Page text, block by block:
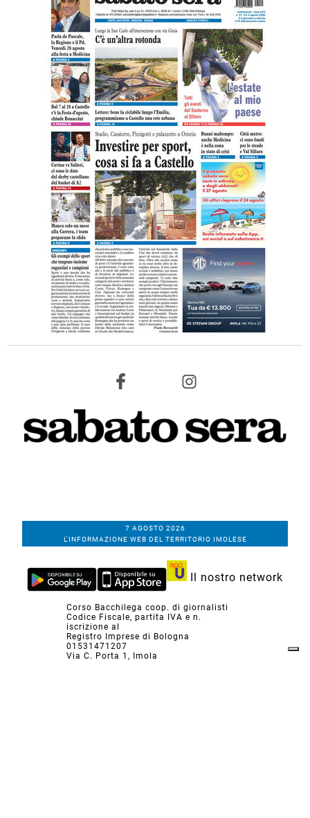
7 AGOSTO 2026
L'INFORMAZIONE WEB DEL TERRITORIO IMOLESE
Il nostro network
Corso Bacchilega coop. di giornalisti
Codice Fiscale, partita IVA e n.
iscrizione al
Registro Imprese di Bologna
01531471207
Via C. Porta 1, Imola